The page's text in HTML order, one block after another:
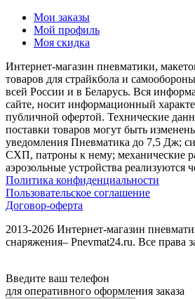
Мои заказы
Мой профиль
Моя скидка
Интернет-магазин пневматики,
товаров для страйкбола и
всей России и в Беларусь. Вся
сайте, носит информационный
публичной офертой. Технические
поставки товаров могут быть
уведомления Пневматика до 7,5 Дж;
СХП, патроны к нему; механические
аэрозольные устройства реализуются
Политика конфиденциальности
Пользовательское соглашение
Договор-оферта
2013-2026 Интернет-магазин
снаряжения– Pnevmat24.ru. Все
Введите ваш телефон
для оперативного оформления заказа